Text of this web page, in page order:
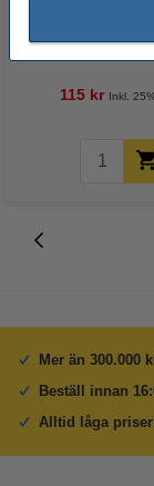
Tidsskriftssamlare
WOW | rosa
115 kr Inkl.
Mer än 300.000
Beställ innan
Alltid låga